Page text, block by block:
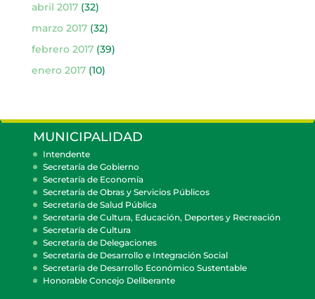
abril 2017(32)
marzo 2017(32)
febrero 2017(39)
enero 2017(10)
MUNICIPALIDAD
Intendente
Secretaría de Gobierno
Secretaría de Economía
Secretaría de Obras y Servicios Públicos
Secretaría de Salud Pública
Secretaría de Cultura, Educación, Deportes y Recreación
Secretaría de Cultura
Secretaría de Delegaciones
Secretaría de Desarrollo e Integración Social
Secretaría de Desarrollo Económico Sustentable
Honorable Concejo Deliberante